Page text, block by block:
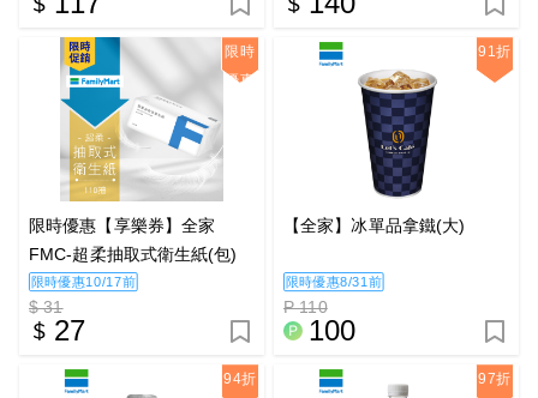
限時
優惠
限時優惠【享樂券】全家
FMC-超柔抽取式衛生紙(包)
限時優惠10/17前
$ 31
27
91折
【全家】冰單品拿鐵(大)
限時優惠8/31前
P 110
100
94折 97折